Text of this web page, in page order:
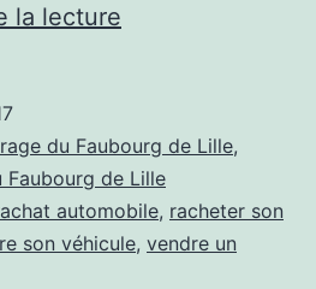
la lecture
la
vente
de
mon
du Faubourg de Lille,
Faubourg de Lille
automobile, racheter son
son véhicule, vendre un